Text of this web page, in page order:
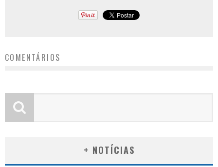
COMENTÁRIOS
+ NOTÍCIAS